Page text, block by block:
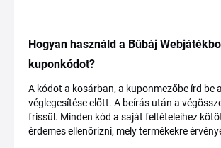
Hogyan használd a Bűbáj
kuponkódot?
A kódot a kosárban, a kuponmezőbe írd be
véglegesítése előtt. A beírás után a
frissül. Minden kód a saját feltételeihez
érdemes ellenőrizni, mely termékekre